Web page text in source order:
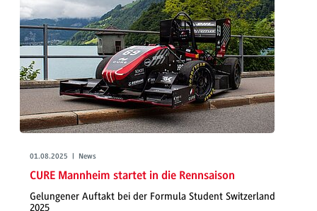
01.08.2025 | News
CURE Mannheim startet in die Rennsaison
Gelungener Auftakt bei der Formula Student Switzerland
2025